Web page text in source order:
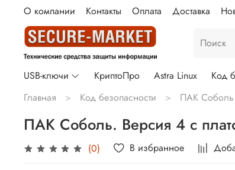
О компании Контакты Оплата Доставка
USB-ключи КриптоПро Astra Linux Код
Главная
Код безопасности ПАК
ПАК Соболь. Версия 4 с
(0) В избранное